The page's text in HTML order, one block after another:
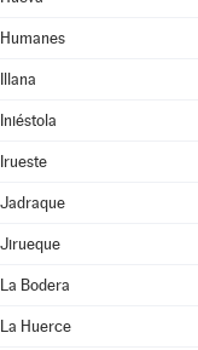
Humanes
Illana
Iniéstola
Irueste
Jadraque
Jirueque
La Bodera
La Huerce